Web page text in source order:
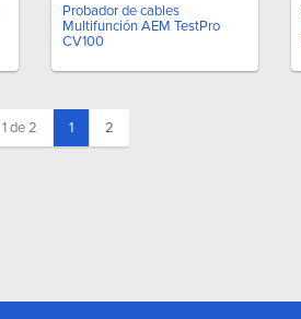
Probador de cables
Multifunción AEM TestPro
CV100
de 2 1(current)
2